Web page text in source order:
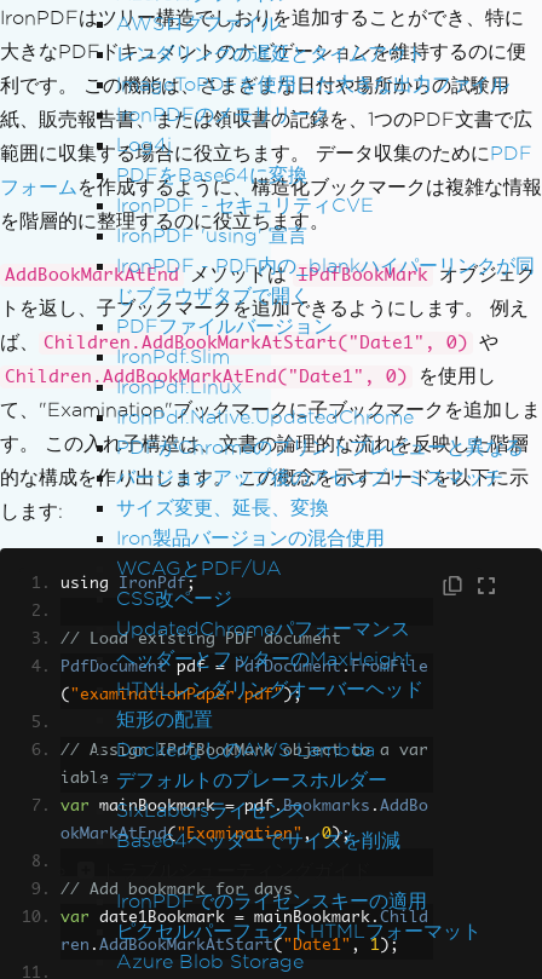
AWSログファイル
レンダリングの遅延とタイムアウト
ImageToPDFを使用した大きな出力ファイル
IronPDFのメモリリーク
Log4j
PDFをBase64に変換
IronPDF - セキュリティCVE
IronPDF 'using' 宣言
IronPDF - PDF内の_blankハイパーリンクが同
じブラウザタブで開く
PDFファイルバージョン
IronPdf.Slim
IronPdf.Linux
IronPdf.Native.UpdatedChrome
PDFがChromeのプリントプレビューと異なる
バージョンアップ後のアセンブリミスマッチ
サイズ変更、延長、変換
Iron製品バージョンの混合使用
WCAGとPDF/UA
CSS改ページ
UpdatedChromeパフォーマンス
ヘッダーとフッターのMaxHeight
HTMLレンダリングオーバーヘッド
矩形の配置
DockerなしのAWS Lambda
デフォルトのプレースホルダー
SixLaborsライセンス
Base64ヘッダーでサイズを削減
IronPDFでのライセンスキーの適用
ピクセルパーフェクトHTMLフォーマット
Azure Blob Storage
IronPDFはツリー構造でしおりを追加することができ、特に
大きなPDFドキュメントのナビゲーションを維持するのに便
利です。 この機能は、さまざまな日付や場所からの試験用
紙、販売報告書、または領収書の記録を、1つのPDF文書で広
範囲に収集する場合に役立ちます。 データ収集のためにPDF
フォームを作成するように、構造化ブックマークは複雑な情報
を階層的に整理するのに役立ちます。
AddBookMarkAtEnd メソッドは IPdfBookMark
オブジェク
トを返し、子ブックマークを追加できるようにします。 例え
ば、
Children.AddBookMarkAtStart("Date1", 0) や
Children.AddBookMarkAtEnd("Date1", 0)
を使用し
て、"Examination"ブックマークに子ブックマークを追加しま
す。 この入れ子構造は、文書の論理的な流れを反映した階層
的な構成を作り出します。 この概念を示すコードを以下に示
します:
using IronPdf ;
// Load existing PDF document
PdfDocument pdf = PdfDocument.FromFile
( "examinationPaper.pdf" );
// Assign IPdfBookMark object to a var
iable
var mainBookmark = pdf.Bookmarks . AddBo
okMarkAtEnd( "Examination", 0);
// Add bookmark for days
var date1Bookmark = mainBookmark . Child
ren . AddBookMarkAtStart( "Date1" , 1 );